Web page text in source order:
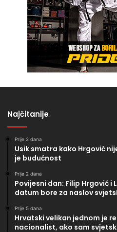
Najčitanije
Prije 2 dana
Usik smatra kako Hrgović
je budućnost
Prije 2 dana
Povijesni dan: Filip Hrgović i
datum bore za naslov
Prije 5 dana
Hrvatski velikan jednom je
nacionalist, ako sam